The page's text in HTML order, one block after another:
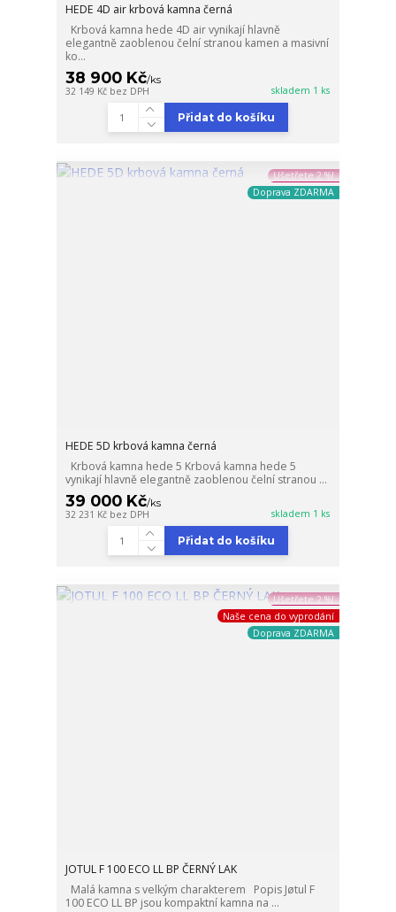
HEDE 4D air krbová kamna černá
Krbová kamna hede 4D air vynikají hlavně
elegantně zaoblenou čelní stranou kamen a masivní
ko...
38 900 Kč/ks
32 149 Kč bez DPH skladem 1 ks
Přidat do košíku
Ušetřete 2 %!
Doprava ZDARMA
HEDE 5D krbová kamna černá
Krbová kamna hede 5 Krbová kamna hede 5
vynikají hlavně elegantně zaoblenou čelní stranou ...
39 000 Kč/ks
32 231 Kč bez DPH skladem 1 ks
Přidat do košíku
Ušetřete 2 %!
Naše cena do vyprodání
Doprava ZDARMA
JOTUL F 100 ECO LL BP ČERNÝ LAK
Malá kamna s velkým charakterem Popis Jøtul F
100 ECO LL BP jsou kompaktní kamna na ...